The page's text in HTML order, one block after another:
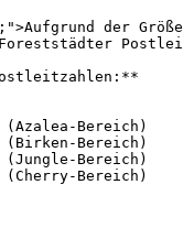
der
Bereich)
Bereich)
Bereich)
Bereich)